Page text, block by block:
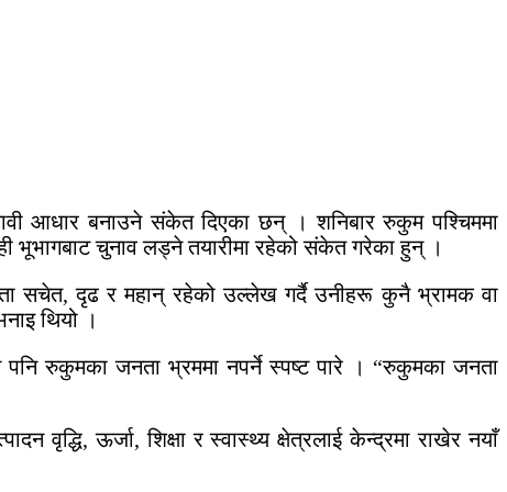
आधार बनाउने संकेत दिएका छन् । शनिबार रुकुम पश्चिममा
भूभागबाट चुनाव लड्ने तयारीमा रहेको संकेत गरेका हुन् ।
सचेत, दृढ र महान् रहेको उल्लेख गर्दै उनीहरू कुनै भ्रामक वा
थियो ।
पनि रुकुमका जनता भ्रममा नपर्ने स्पष्ट पारे । “रुकुमका जनता
वृद्धि, ऊर्जा, शिक्षा र स्वास्थ्य क्षेत्रलाई केन्द्रमा राखेर नयाँ